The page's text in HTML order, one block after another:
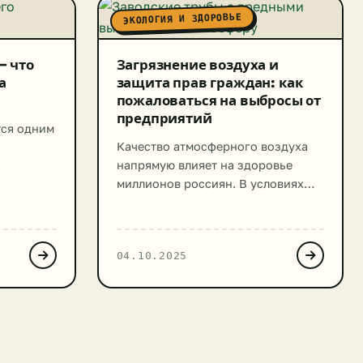
что
одним
ЭКОЛОГИЯ И ЗДОРОВЬЕ
Загрязнение воздуха и
защита прав граждан: как
пожаловаться на выбросы от
предприятий
Качество атмосферного воздуха
напрямую влияет на здоровье
миллионов россиян. В условиях
допустимых норм загрязнения
04.10.2025